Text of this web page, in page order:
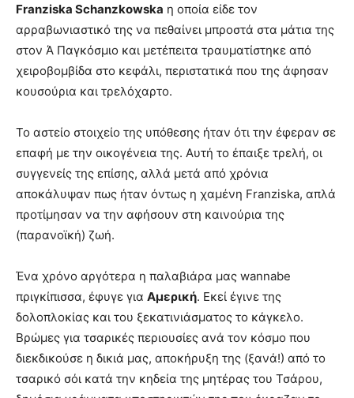
Franziska Schanzkowska η οποία είδε τον
αρραβωνιαστικό της να πεθαίνει μπροστά στα μάτια της
στον Ά Παγκόσμιο και μετέπειτα τραυματίστηκε από
χειροβομβίδα στο κεφάλι, περιστατικά που της άφησαν
κουσούρια και τρελόχαρτο.
Το αστείο στοιχείo της υπόθεσης ήταν ότι την έφεραν σε
επαφή με την οικογένεια της. Αυτή το έπαιξε τρελή, οι
συγγενείς της επίσης, αλλά μετά από χρόνια
αποκάλυψαν πως ήταν όντως η χαμένη Franziska, απλά
προτίμησαν να την αφήσουν στη καινούρια της
(παρανοϊκή) ζωή.
Ένα χρόνο αργότερα η παλαβιάρα μας wannabe
πριγκίπισσα, έφυγε για Αμερική. Εκεί έγινε της
δολοπλοκίας και του ξεκατινιάσματος το κάγκελο.
Βρώμες για τσαρικές περιουσίες ανά τον κόσμο που
διεκδικούσε η δικιά μας, αποκήρυξη της (ξανά!) από το
τσαρικό σόι κατά την κηδεία της μητέρας του Τσάρου,